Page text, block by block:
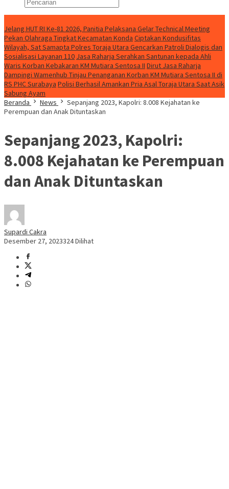
Jelang HUT RI Ke-81 2026, Panitia Pelaksana Gelar Technical Meeting
Pekan Olahraga Tingkat Kecamatan Konda Ciptakan Kondusifitas
Wilayah, Sat Samapta Polres Toraja Utara Gencarkan Patroli Dialogis dan
Sosialisasi Layanan 110 Jasa Raharja Serahkan Santunan kepada Ahli
Waris Korban Kebakaran KM Mutiara Sentosa II Dirut Jasa Raharja
Dampingi Wamenhub Tinjau Penanganan Korban KM Mutiara Sentosa II di
RS PHC Surabaya Polisi Berhasil Amankan Pria Asal Toraja Utara Saat Asik
Sabung Ayam
Beranda
News
Sepanjang 2023, Kapolri: 8.008 Kejahatan ke
Perempuan dan Anak Dituntaskan
Sepanjang 2023, Kapolri:
8.008 Kejahatan ke Perempuan
dan Anak Dituntaskan
Supardi Cakra
Desember 27, 2023324 Dilihat